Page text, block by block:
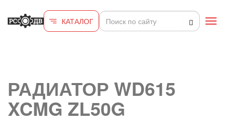
КАТАЛОГ
РАДИАТОР WD615
XCMG ZL50G